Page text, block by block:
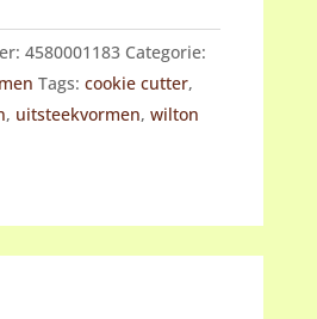
4580001183 Categorie:
Tags: cookie cutter,
, uitsteekvormen,wilton